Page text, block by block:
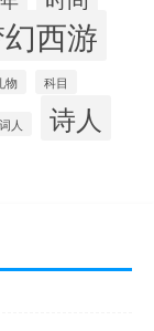
西游
物 科目
词人 诗人